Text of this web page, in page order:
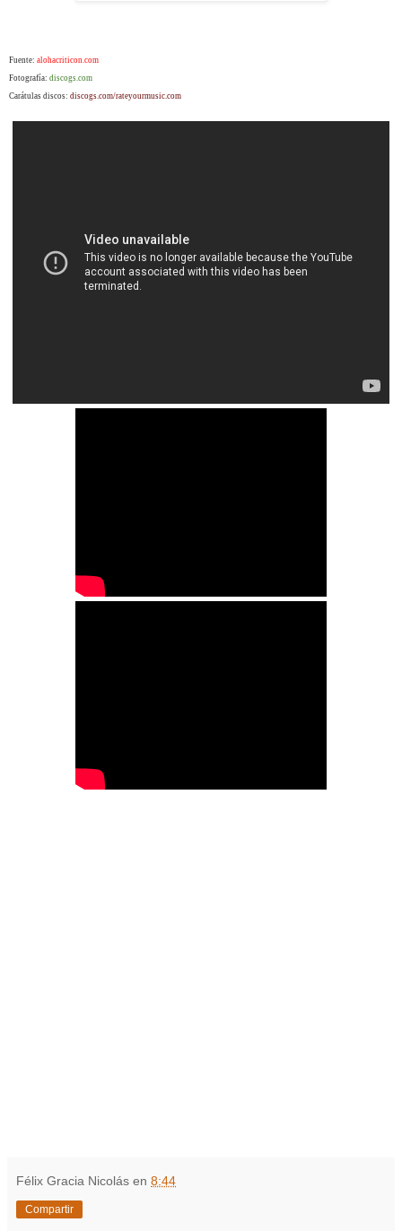
Fuente: alohacriticon.com
Fotografía: discogs.com
Carátulas discos: discogs.com/rateyourmusic.com
Félix Gracia Nicolás en 8:44
Compartir